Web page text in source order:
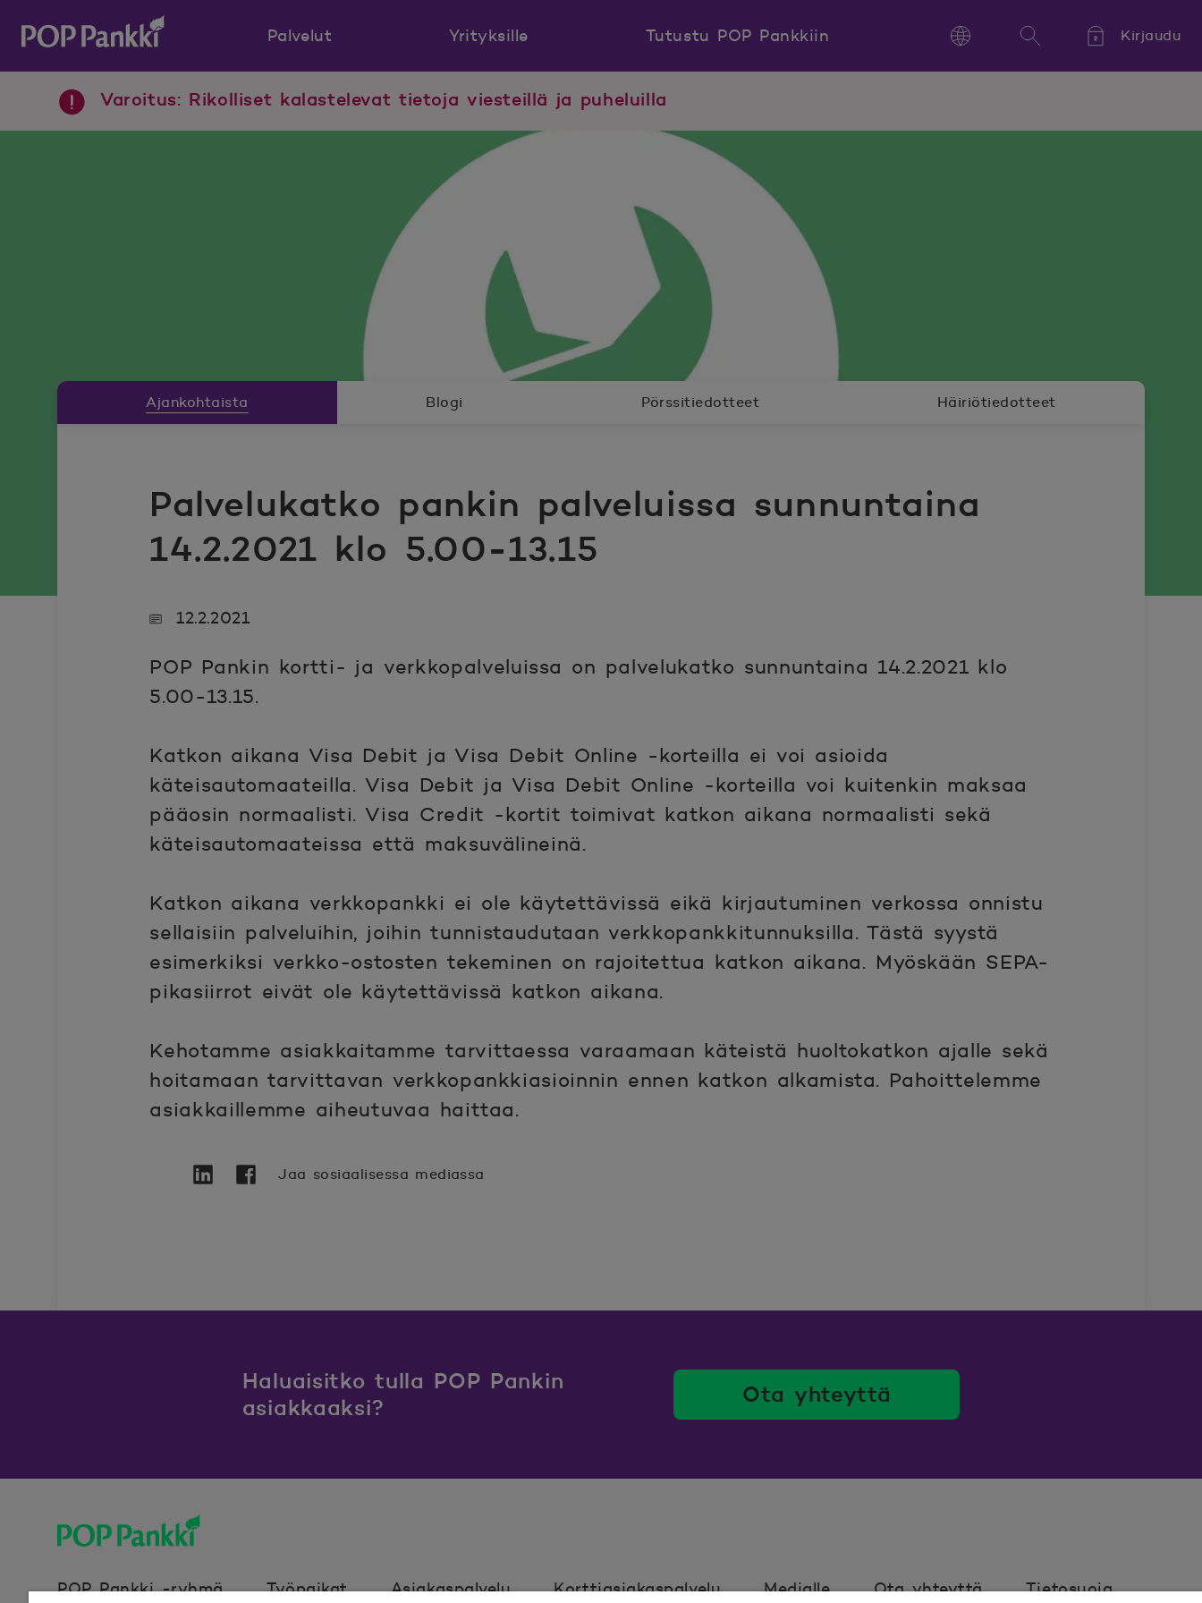
POP Pankki, etusivulle
Palvelut Yrityksille
Tutustu POP Pankkiin
Kieli,
Language Hae
Kirjaudu
Varoitus: Rikolliset kalastelevat tietoja viesteillä ja puheluilla
Palvelukatko pankin palveluissa sunnuntaina
14.2.2021 klo 5.00-13.15
Uutishuoneen valikko
Ajankohtaista Blogi Pörssitiedotteet Häiriötiedotteet
12.2.2021
POP Pankin kortti- ja verkkopalveluissa on palvelukatko sunnuntaina 14.2.2021 klo
5.00-13.15.
Katkon aikana Visa Debit ja Visa Debit Online -korteilla ei voi asioida
käteisautomaateilla. Visa Debit ja Visa Debit Online -korteilla voi kuitenkin maksaa
pääosin normaalisti. Visa Credit -kortit toimivat katkon aikana normaalisti sekä
käteisautomaateissa että maksuvälineinä.
Katkon aikana verkkopankki ei ole käytettävissä eikä kirjautuminen verkossa onnistu
sellaisiin palveluihin, joihin tunnistaudutaan verkkopankkitunnuksilla. Tästä syystä
esimerkiksi verkko-ostosten tekeminen on rajoitettua katkon aikana. Myöskään SEPA-
pikasiirrot eivät ole käytettävissä katkon aikana.
Kehotamme asiakkaitamme tarvittaessa varaamaan käteistä huoltokatkon ajalle sekä
hoitamaan tarvittavan verkkopankkiasioinnin ennen katkon alkamista. Pahoittelemme
asiakkaillemme aiheutuvaa haittaa.
Jaa sosiaalisessa mediassa
Haluaisitko tulla POP Pankin
asiakkaaksi?
Ota yhteyttä
POP Pankki -ryhmä
Työpaikat Asiakaspalvelu Korttiasiakaspalvelu Medialle Ota yhteyttä Tietosuoja